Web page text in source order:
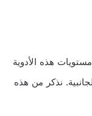
مستويات هذه الأدوية
نذكر من هذه